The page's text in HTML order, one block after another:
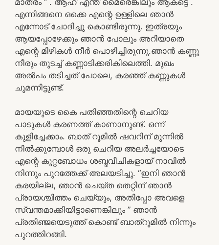
എന്നിങ്ങനെ ഒക്കെ എന്റെ ഉള്ളിലെ ഞാൻ
എന്നോട് ചോദിച്ചു കൊണ്ടിരുന്നു. ഇത്രയും
ആയപ്പോഴേക്കും ഞാൻ പോലും അറിയാതെ
എന്റെ മിഴികൾ നീർ പൊഴിച്ചിരുന്നു.ഞാൻ കണ്ണു
നീരും തുടച്ച് കണ്ണാടിക്കരികിലെത്തി. മുഖം
അൽപം തടിച്ചത് പോലെ, കരഞ്ഞ് കണ്ണുകൾ
ചുമന്നിട്ടുണ്ട്.
മായയുടെ കൈ പതിഞ്ഞതിന്റെ ചെറിയ
പാടുകൾ കരണത്ത് കാണാനുണ്ട്. ഒന്ന്
കുളിച്ചേക്കാം. ബാത് റൂമിൽ ഷവറിന് മുന്നിൽ
നിൽക്കുമ്പോൾ ഒരു ചെറിയ അലർച്ചയോടെ
എന്റെ കുറ്റബോധം ശബ്ദവീചികളായ് നാവിൽ
നിന്നും പുറത്തേക്ക് അലയടിച്ചു. “ഇനി ഞാൻ
കരയില്ല, ഞാൻ ചെയ്ത തെറ്റിന് ഞാൻ
പ്രായശ്ചിത്തം ചെയ്യും, അതിപ്പോ അവളെ
സ്വന്തമാക്കിയിട്ടാണെങ്കിലും ” ഞാൻ
പ്രതിഞ്ജയെടുത്ത് കൊണ്ട് ബാത്റൂമിൽ നിന്നും
പുറത്തിറങ്ങി.